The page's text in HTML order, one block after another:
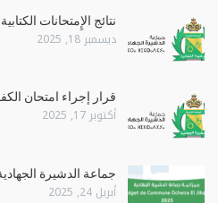
نتائج الإِمتحانات
ديسمبر 18, 2025
قرار إجراء امتحان
أكتوبر 17, 2025
جماعة الدشيرة الجهادية
أبريل 24, 2025